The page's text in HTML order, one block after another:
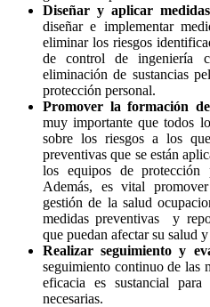
Diseñar y aplicar
diseñar e implementar
eliminar los riesgos
de control de ingeniería
eliminación de sustancias
protección personal.
Promover la formación
muy importante que todos
sobre los riesgos a los
preventivas que se están
los equipos de protección
Además, es vital
gestión de la salud
medidas preventivas y
que puedan afectar su salud
Realizar seguimiento y
seguimiento continuo de las
eficacia es sustancial
necesarias.